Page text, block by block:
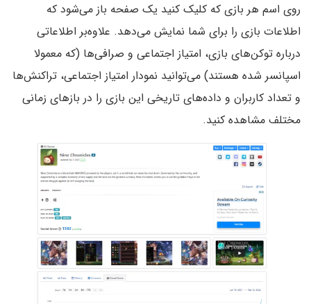
روی اسم هر بازی که کلیک کنید یک صفحه باز می‌شود که
اطلاعات بازی را برای شما نمایش می‌دهد. علاوه‌بر اطلاعاتی
درباره توکن‌های بازی، امتیاز اجتماعی و صرافی‌ها (که معمولا
اسپانسر شده هستند) می‌توانید نمودار امتیاز اجتماعی، تراکنش‌ها
و تعداد کاربران و داده‌های تاریخی این بازی را در بازهای زمانی
مختلف مشاهده کنید.